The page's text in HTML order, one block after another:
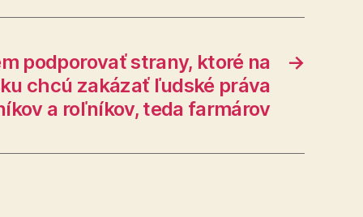
→
podporovať strany, ktoré na
chcú zakázať ľudské práva
a roľníkov, teda farmárov